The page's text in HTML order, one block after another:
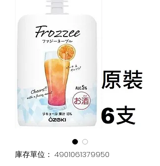
庫存單位： 4901061379950